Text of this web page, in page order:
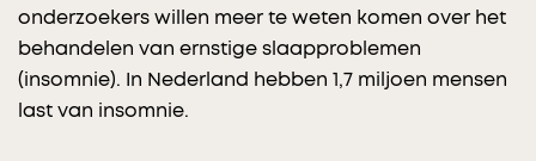
onderzoekers willen meer te weten komen over het
behandelen van ernstige slaapproblemen
(insomnie). In Nederland hebben 1,7 miljoen mensen
last van insomnie.